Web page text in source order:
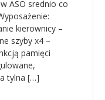
ASO srednio co
kierownicy –
szyby x4 –
pamięci
tylna […]